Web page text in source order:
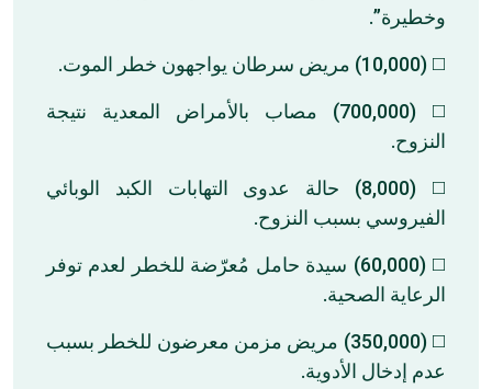
وخطيرة”.
◻️ (10,000) مريض سرطان يواجهون خطر الموت.
◻️ (700,000) مصاب بالأمراض المعدية نتيجة
النزوح.
◻️ (8,000) حالة عدوى التهابات الكبد الوبائي
الفيروسي بسبب النزوح.
◻️ (60,000) سيدة حامل مُعرّضة للخطر لعدم توفر
الرعاية الصحية.
◻️ (350,000) مريض مزمن معرضون للخطر بسبب
عدم إدخال الأدوية.